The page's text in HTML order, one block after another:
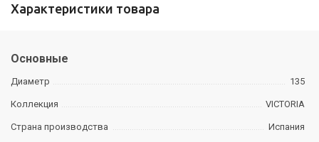
Характеристики товара
Основные
Диаметр 135
Коллекция VICTORIA
Страна производства Испания